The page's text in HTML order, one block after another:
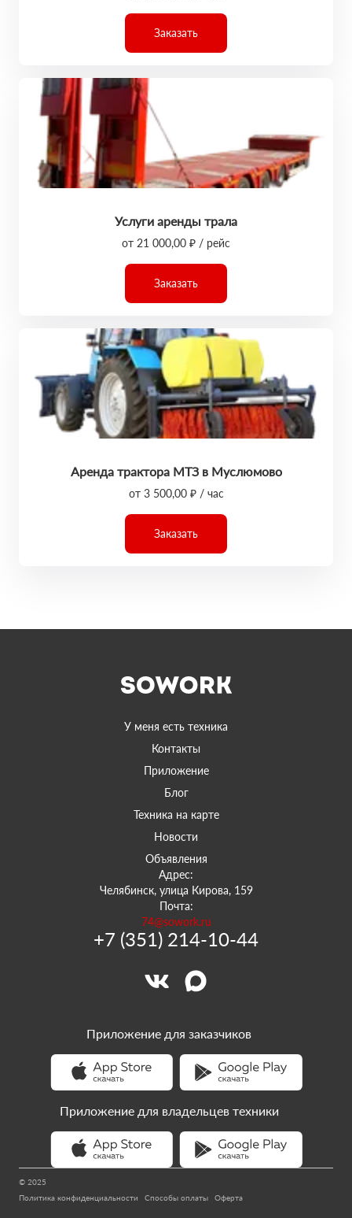
Заказать
Услуги аренды трала
от 21 000,00 ₽ / рейс
Заказать
Аренда трактора МТЗ в Муслюмово
от 3 500,00 ₽ / час
Заказать
У меня есть техника
Контакты
Приложение
Блог
Техника на карте
Новости
Объявления
Адрес:
Челябинск, улица Кирова, 159
Почта:
74@sowork.ru
+7 (351) 214-10-44
© 2025
Политика конфиденциальности
Способы оплаты Оферта
Приложение для заказчиков
Приложение для владельцев техники